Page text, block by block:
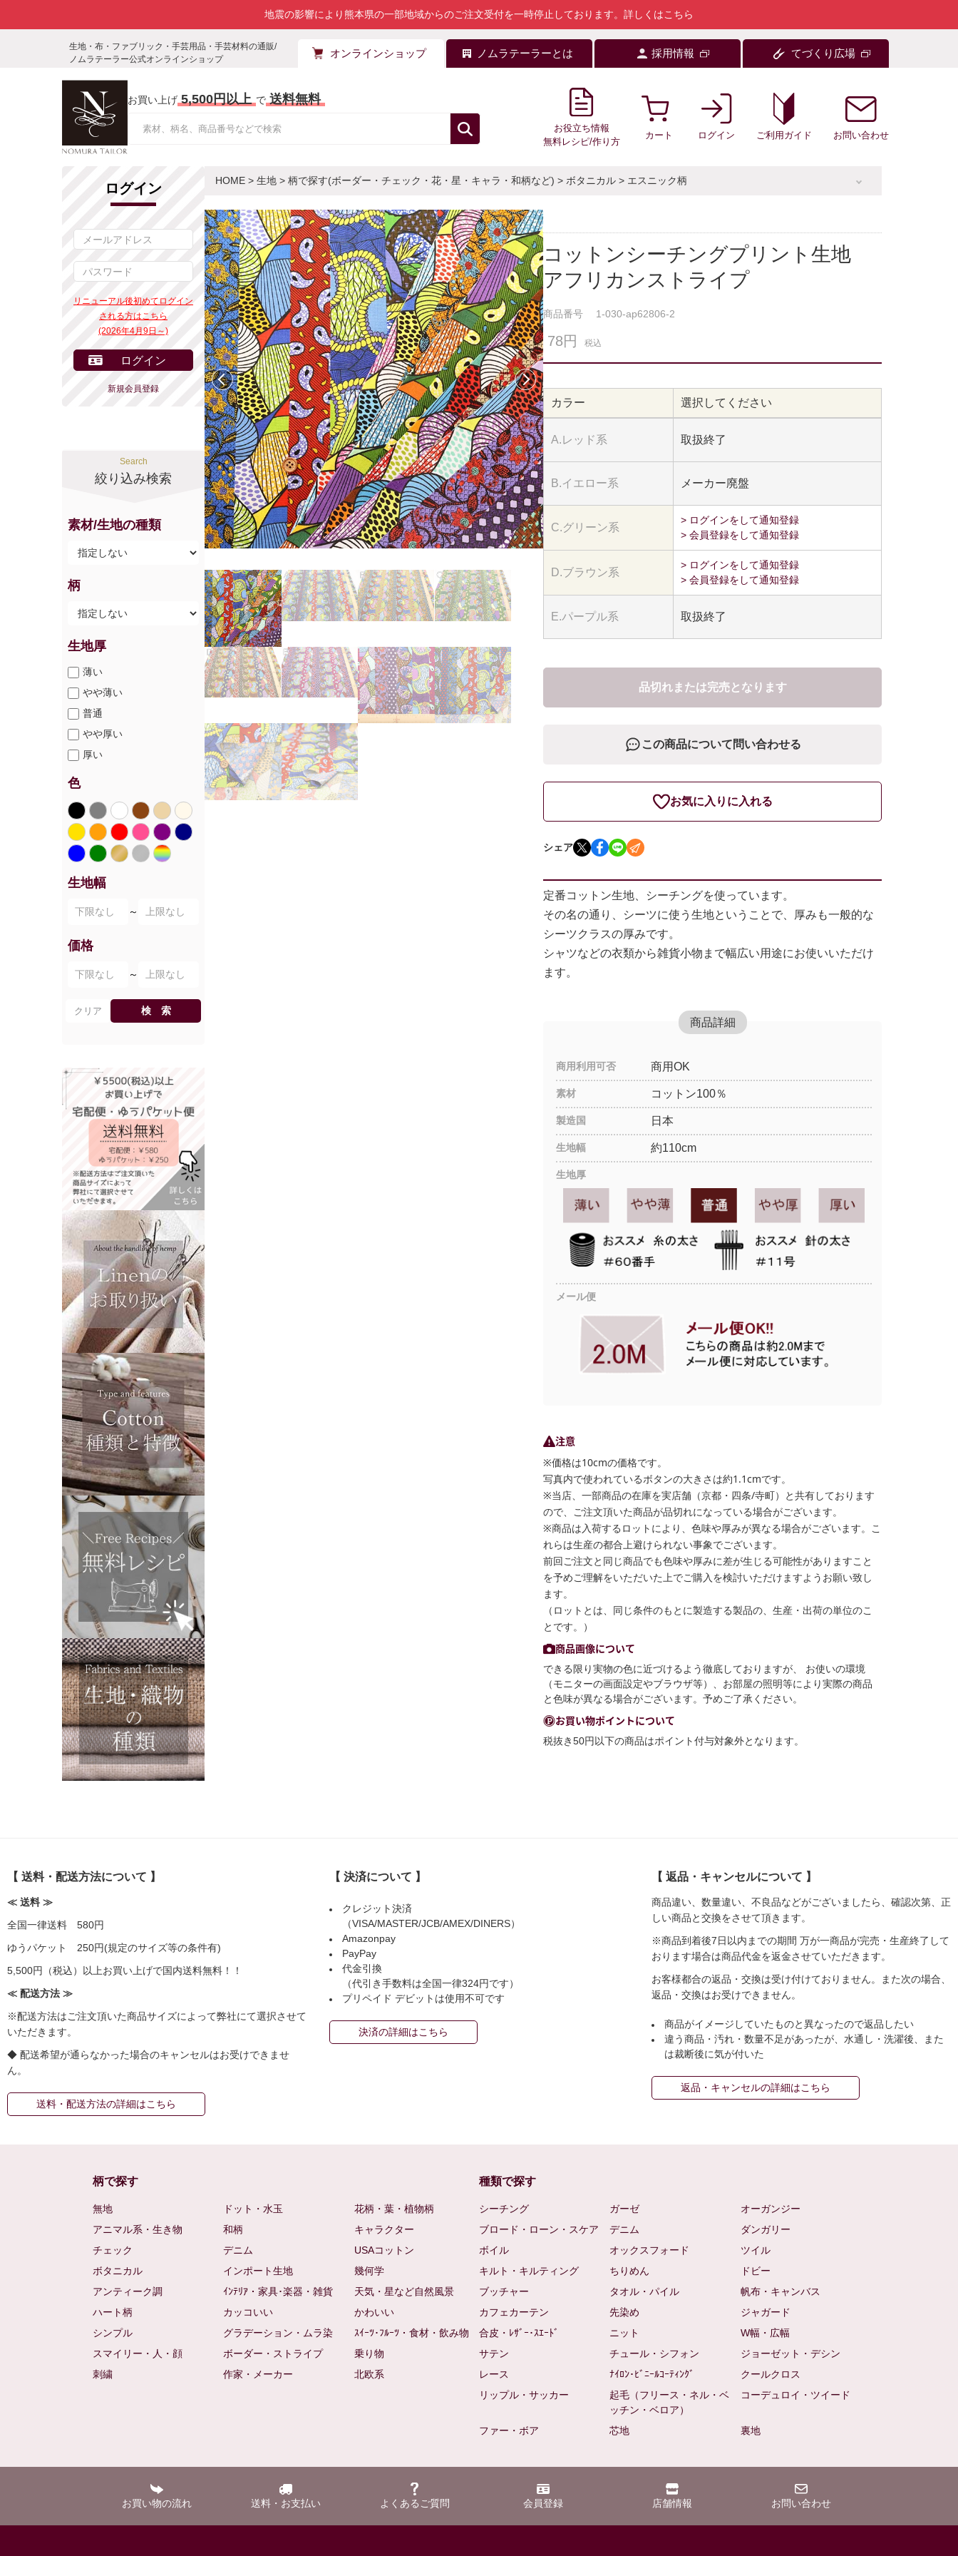
地震の影響により熊本県の一部地域からのご注文受付を一時停止しております。 詳しくはこちら
生地・布・ファブリック・手芸用品・手芸材料の通販/
ノムラテーラー公式オンラインショップ
オンラインショップ ノムラテーラーとは 採用情報 てづくり広場
お買い上げ 5,500円以上 で 送料無料
お役立ち情報
無料レシピ/作り方
カート ログイン ご利用ガイド お問い合わせ
ログイン
リニューアル後初めてログイン
される方はこちら
(2026年4月9日～)
ログイン
新規会員登録
Search
絞り込み検索
素材/生地の種類
柄
生地厚
薄い
やや薄い
普通
やや厚い
厚い
色
生地幅
～
価格
～
クリア 検 索
HOME > 生地 > 柄で探す(ボーダー・チェック・花・星・キャラ・和柄など) > ボタニカル > エスニック柄
前へ 次へ
コットンシーチングプリント生地
アフリカンストライプ
商品番号 1-030-ap62806-2
78円 税込
カラー 選択してください
A.レッド系 取扱終了
B.イエロー系 メーカー廃盤
C.グリーン系
> ログインをして通知登録
> 会員登録をして通知登録
D.ブラウン系
> ログインをして通知登録
> 会員登録をして通知登録
E.パープル系 取扱終了
品切れまたは完売となります
この商品について問い合わせる
お気に入りに入れる
シェア
定番コットン生地、シーチングを使っています。
その名の通り、シーツに使う生地ということで、厚みも一般的な
シーツクラスの厚みです。
シャツなどの衣類から雑貨小物まで幅広い用途にお使いいただけ
ます。
商品詳細
商用利用可否 商用OK
素材 コットン100％
製造国 日本
生地幅 約110cm
生地厚
メール便
注意
※価格は10cmの価格です。
写真内で使われているボタンの大きさは約1.1cmです。
※当店、一部商品の在庫を実店舗（京都・四条/寺町）と共有しております
ので、ご注文頂いた商品が品切れになっている場合がございます。
※商品は入荷するロットにより、色味や厚みが異なる場合がございます。こ
れらは生産の都合上避けられない事象でございます。
前回ご注文と同じ商品でも色味や厚みに差が生じる可能性がありますこと
を予めご理解をいただいた上でご購入を検討いただけますようお願い致し
ます。
（ロットとは、同じ条件のもとに製造する製品の、生産・出荷の単位のこ
とです。）
商品画像について
できる限り実物の色に近づけるよう徹底しておりますが、 お使いの環境
（モニターの画面設定やブラウザ等）、お部屋の照明等により実際の商品
と色味が異なる場合がございます。予めご了承ください。
お買い物ポイントについて
税抜き50円以下の商品はポイント付与対象外となります。
【 送料・配送方法について 】
≪ 送料 ≫
全国一律送料 580円
ゆうパケット 250円(規定のサイズ等の条件有)
5,500円（税込）以上お買い上げで国内送料無料！！
≪ 配送方法 ≫
※配送方法はご注文頂いた商品サイズによって弊社にて選択させて
いただきます。
◆ 配送希望が通らなかった場合のキャンセルはお受けできませ
ん。
送料・配送方法の詳細はこちら
【 決済について 】
クレジット決済
（VISA/MASTER/JCB/AMEX/DINERS）
Amazonpay
PayPay
代金引換
（代引き手数料は全国一律324円です）
プリペイド デビットは使用不可です
決済の詳細はこちら
【 返品・キャンセルについて 】
商品違い、数量違い、不良品などがございましたら、確認次第、正
しい商品と交換をさせて頂きます。
※商品到着後7日以内までの期間 万が一商品が完売・生産終了して
おります場合は商品代金を返金させていただきます。
お客様都合の返品・交換は受け付けておりません。また次の場合、
返品・交換はお受けできません。
商品がイメージしていたものと異なったので返品したい
違う商品・汚れ・数量不足があったが、水通し・洗濯後、また
は裁断後に気が付いた
返品・キャンセルの詳細はこちら
柄で探す
無地 ドット・水玉
花柄・葉・植物柄
アニマル系・生き物
和柄
キャラクター
チェック
デニム
USAコットン
ボタニカル
インポート生地
幾何学
アンティーク調
ｲﾝﾃﾘｱ・家具･楽器・雑貨
天気・星など自然風景
ハート柄
カッコいい
かわいい
シンプル
グラデーション・ムラ染
ｽｲｰﾂ･ﾌﾙｰﾂ・食材・飲み物
スマイリー・人・顔
ボーダー・ストライプ
乗り物
刺繍
作家・メーカー 北欧系
種類で探す
シーチング ガーゼ
オーガンジー
ブロード・ローン・スケア
デニム
ダンガリー
ボイル
オックスフォード
ツイル
キルト・キルティング
ちりめん
ドビー
ブッチャー
タオル・パイル
帆布・キャンバス
カフェカーテン
先染め
ジャガード
合皮・ﾚｻﾞｰ･ｽｴｰﾄﾞ
ニット
W幅・広幅
サテン
チュール・シフォン
ジョーゼット・デシン
レース
ﾅｲﾛﾝ･ﾋﾞﾆｰﾙｺｰﾃｨﾝｸﾞ
クールクロス
リップル・サッカー
起毛（フリース・ネル・ベ
ッチン・ベロア）
コーデュロイ・ツイード
ファー・ボア 芯地 裏地
お買い物の流れ 送料・お支払い よくあるご質問 会員登録 店舗情報 お問い合わせ